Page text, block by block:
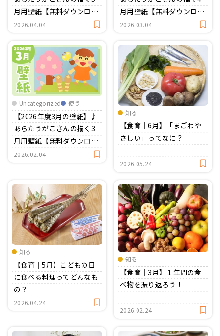
年間カリキュラム
月用壁紙【無料ダウンロー
ド】
2026.04.04
月用壁紙【無料ダウンロー
ド】
2026.03.04
Uncategorized 使う
【2026年度3月の壁紙】♪
あらたうがこさんの描く3
月用壁紙【無料ダウンロー
ド】
2026.02.04
知る
【食育｜6月】「まごわや
さしい」ってなに？
2026.05.24
知る
【食育｜5月】こどもの日
に食べる料理ってどんなも
の？
2026.04.24
知る
【食育｜3月】１年間の食
べ物を振り返ろう！
2026.02.24